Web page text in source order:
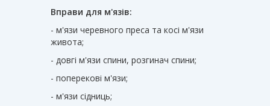
Вправи для м'язів:
- м'язи черевного преса та косі м'язи
живота;
- довгі м'язи спини, розгинач спини;
- поперекові м'язи;
- м'язи сідниць;